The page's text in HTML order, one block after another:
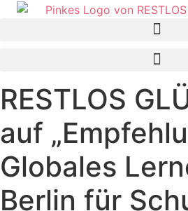
Zum
RESTLOS
auf
Globales
Berlin für